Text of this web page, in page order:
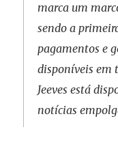
marca um
sendo a
pagamentos e
disponíveis em
Jeeves está
notícias